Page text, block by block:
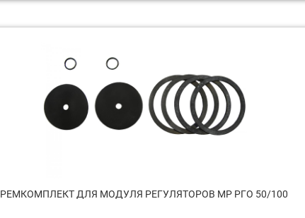
РЕМКОМПЛЕКТ ДЛЯ МОДУЛЯ РЕГУЛЯТОРОВ МР РГО 50/100